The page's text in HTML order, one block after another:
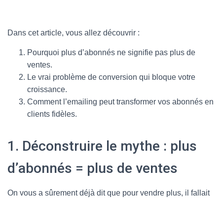
Dans cet article, vous allez découvrir :
Pourquoi plus d’abonnés ne signifie pas plus de
ventes.
Le vrai problème de conversion qui bloque votre
croissance.
Comment l’emailing peut transformer vos abonnés en
clients fidèles.
1. Déconstruire le mythe : plus
d’abonnés = plus de ventes
On vous a sûrement déjà dit que pour vendre plus, il fallait